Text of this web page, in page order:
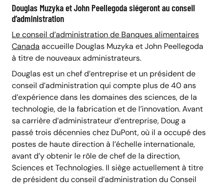
Douglas Muzyka et John Peellegoda siégeront au conseil
d’administration
Le conseil d’administration de Banques alimentaires
Canada accueille Douglas Muzyka et John Peellegoda
à titre de nouveaux administrateurs.
Douglas est un chef d’entreprise et un président de
conseil d’administration qui compte plus de 40 ans
d’expérience dans les domaines des sciences, de la
technologie, de la fabrication et de l’innovation. Avant
sa carrière d’administrateur d’entreprise, Doug a
passé trois décennies chez DuPont, où il a occupé des
postes de haute direction à l’échelle internationale,
avant d’y obtenir le rôle de chef de la direction,
Sciences et Technologies. Il siège actuellement à titre
de président du conseil d’administration du Conseil